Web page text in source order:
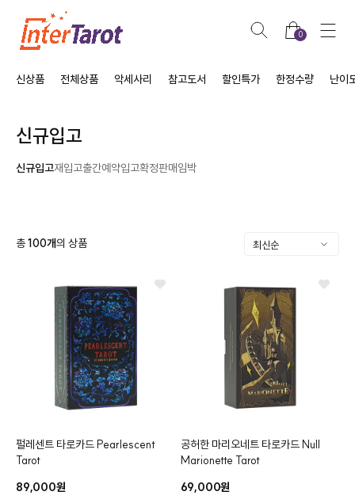
0
신상품 전체상품 악세사리 참고도서 할인특가 한정수량 난이
신규입고
신규입고재입고출간예약입고확정판매임박
총100개의 상품
펄레센트 타로카드 Pearlescent
Tarot
89,000원
공허한 마리오네트 타로카드 Null
Marionette Tarot
69,000원